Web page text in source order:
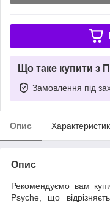
Що таке купити з
Замовлення під
Опис
Опис
Рекомендуємо вам
Psyche, що